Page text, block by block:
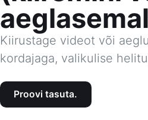
Kiirustage videot või
kordajaga, valikulise
Proovi tasuta.